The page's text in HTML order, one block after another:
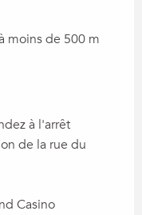
moins de 500 m
à l'arrêt
de la rue du
Casino